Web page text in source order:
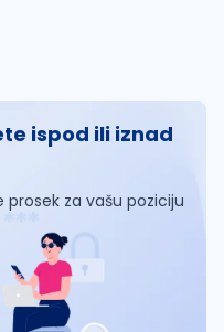
ispod ili iznad
za vašu poziciju